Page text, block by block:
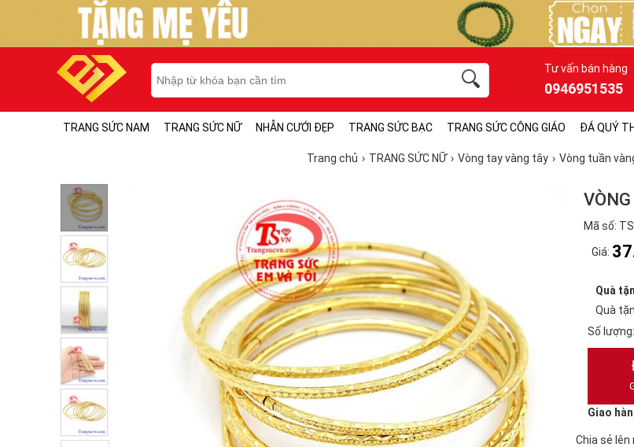
Tư vấn bán hàng
0946951535
TRANG SỨC NAM TRANG SỨC NỮ NHẪN CƯỚI ĐẸP TRANG SỨC BẠC TRANG SỨC CÔNG GIÁO ĐÁ QUÝ
Trang chủ TRANG SỨC NỮ Vòng tay vàng tây Vòng tuần
Mã số:
Giá:
Quà
Quà
Số lượng:
Giao
Chia sẻ lên